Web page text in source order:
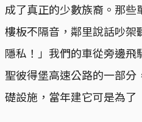
成了真正的少數族裔。那些
樓板不隔音，鄰里說話吵
隱私！」我們的車從旁邊
聖彼得堡高速公路的一部
礎設施，當年建它可是為了